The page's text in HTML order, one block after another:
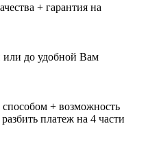
+ гарантия на
или до удобной Вам
+ возможность
платеж на 4 части